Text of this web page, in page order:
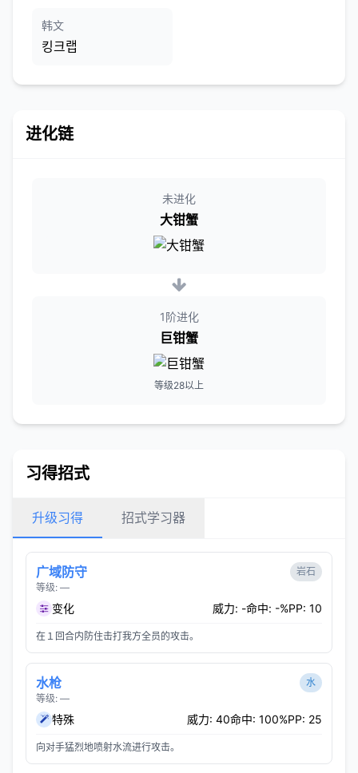
韩文
킹크랩
进化链
未进化
大钳蟹
1阶进化
巨钳蟹
等级28以上
习得招式
升级习得 招式学习器
广域防守
等级: —
岩石
变化 威力: -命中: -%PP: 10
在１回合内防住击打我方全员的攻击。
水枪
等级: —
水
特殊 威力: 40命中: 100%PP: 25
向对手猛烈地喷射水流进行攻击。